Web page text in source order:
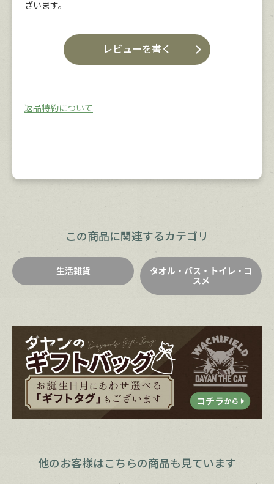
ざいます。
レビューを書く
返品特約について
この商品に関連するカテゴリ
生活雑貨
タオル・バス・トイレ・コ
スメ
他のお客様はこちらの商品も見ています